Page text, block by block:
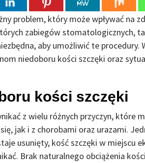
problem, który może wpływać na
zabiegów stomatologicznych,
aby umożliwić te procedury.
niedoboru kości szczęki oraz
kości szczęki
z wielu różnych przyczyn, które
jak i z chorobami oraz urazami.
usunięty, kość szczęki w miejscu
Brak naturalnego obciążenia